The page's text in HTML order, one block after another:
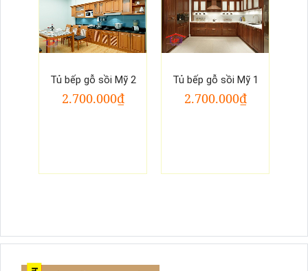
Tủ bếp gỗ sồi Mỹ 2
2.700.000₫
Tủ bếp gỗ sồi Mỹ 1
2.700.000₫